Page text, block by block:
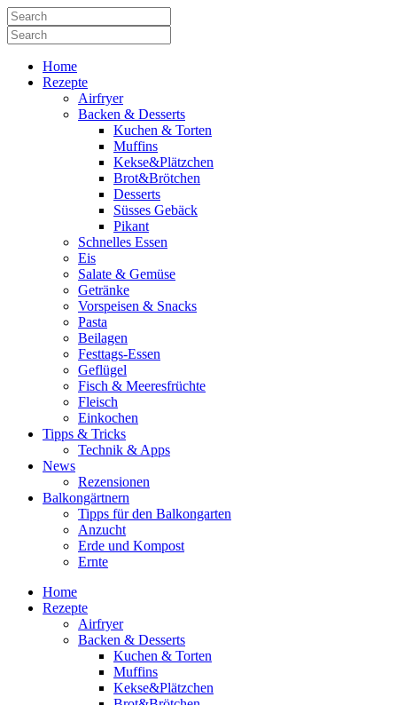
Home
Rezepte
Airfryer
Backen & Desserts
Kuchen & Torten
Muffins
Kekse&Plätzchen
Brot&Brötchen
Desserts
Süsses Gebäck
Pikant
Schnelles Essen
Eis
Salate & Gemüse
Getränke
Vorspeisen & Snacks
Pasta
Beilagen
Festtags-Essen
Geflügel
Fisch & Meeresfrüchte
Fleisch
Einkochen
Tipps & Tricks
Technik & Apps
News
Rezensionen
Balkongärtnern
Tipps für den Balkongarten
Anzucht
Erde und Kompost
Ernte
Home
Rezepte
Airfryer
Backen & Desserts
Kuchen & Torten
Muffins
Kekse&Plätzchen